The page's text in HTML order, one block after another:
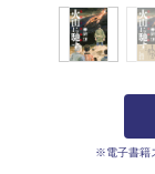
※電子書籍